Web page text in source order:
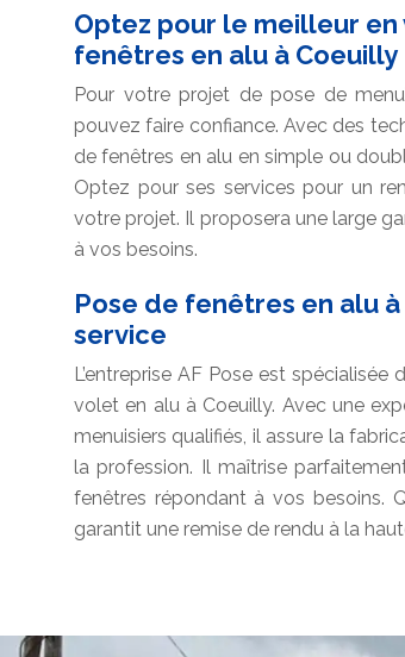
Optez pour le meilleur en
fenêtres en alu à Coeuilly
Pour votre projet de pose de
pouvez faire confiance. Avec des
de fenêtres en alu en simple ou
Optez pour ses services pour un
votre projet. Il proposera une large
à vos besoins.
Pose de fenêtres en alu
service
L’entreprise AF Pose est
volet en alu à Coeuilly. Avec une
menuisiers qualifiés, il assure la
la profession. Il maîtrise
fenêtres répondant à vos besoins.
garantit une remise de rendu à la